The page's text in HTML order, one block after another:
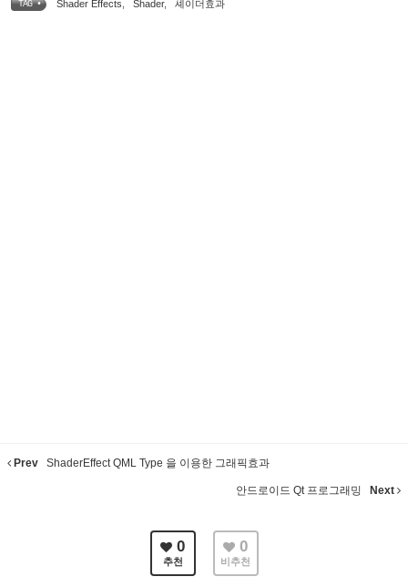
TAG • Shader Effects Shader, 셰이더효과
Prev ShaderEffect QML Type 을 이용한 그래픽효과
안드로이드 Qt 프로그래밍 Next
0
추천
0
비추천